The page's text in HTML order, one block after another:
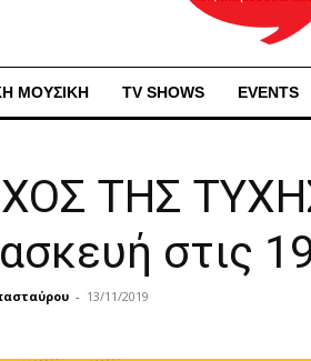
ΜΟΥΣΙΚΗ TV SHOWS EVENTS
ΤΗΣ
στις
- 13/11/2019